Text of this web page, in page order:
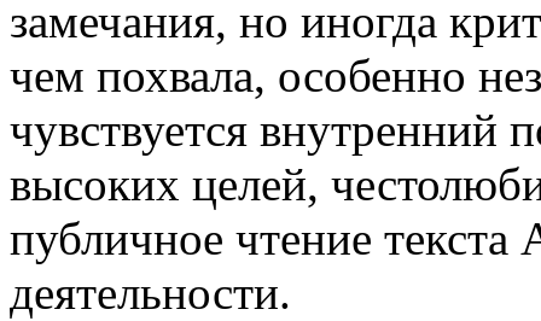
замечания, но иногда
чем похвала, особенно
чувствуется внутренний
высоких целей,
публичное чтение текста
деятельности.